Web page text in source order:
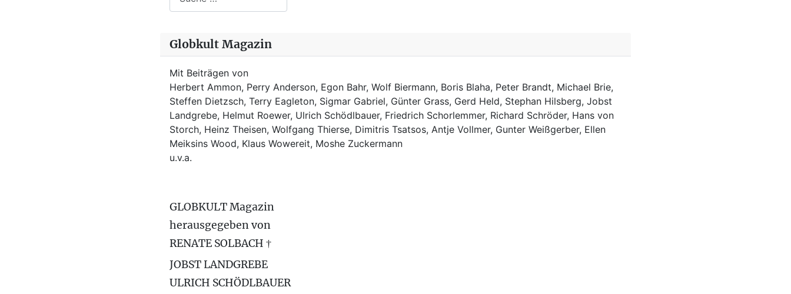
Globkult Magazin
Mit Beiträgen von
Herbert Ammon, Perry Anderson, Egon Bahr, Wolf Biermann, Boris Blaha, Peter Brandt, Michael Brie,
Steffen Dietzsch, Terry Eagleton, Sigmar Gabriel, Günter Grass, Gerd Held, Stephan Hilsberg, Jobst
Landgrebe, Helmut Roewer, Ulrich Schödlbauer, Friedrich Schorlemmer, Richard Schröder, Hans von
Storch, Heinz Theisen, Wolfgang Thierse, Dimitris Tsatsos, Antje Vollmer, Gunter Weißgerber, Ellen
Meiksins Wood, Klaus Wowereit, Moshe Zuckermann
u.v.a.
GLOBKULT Magazin
herausgegeben von
RENATE SOLBACH †
JOBST LANDGREBE
ULRICH SCHÖDLBAUER